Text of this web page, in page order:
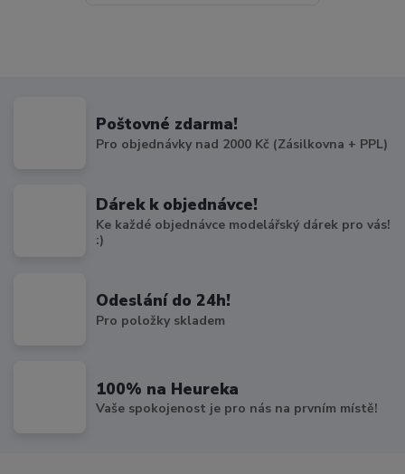
Poštovné zdarma!
Pro objednávky nad 2000 Kč (Zásilkovna + PPL)
Dárek k objednávce!
Ke každé objednávce modelářský dárek pro vás!
:)
Odeslání do 24h!
Pro položky skladem
100% na Heureka
Vaše spokojenost je pro nás na prvním místě!